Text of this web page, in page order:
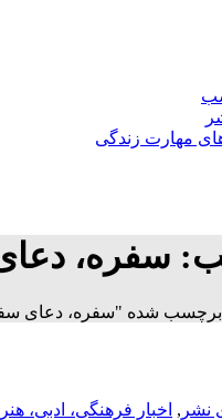
های مهارت زندگی
سفره،
برچسب شده "سفره، دعای
نشر , اخبار فرهنگی، ادبی،